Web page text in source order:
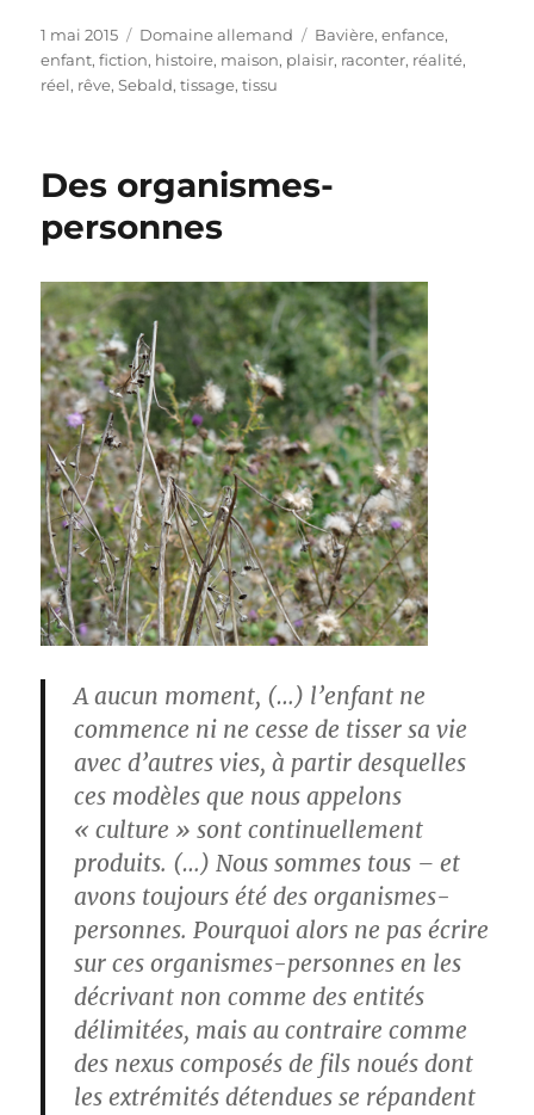
Publié
le
1 mai 2015 Catégories
Domaine allemand Étiquettes
Bavière,enfance,
enfant,fiction, histoire, maison, plaisir, raconter, réalité,
réel, rêve,Sebald,tissage,tissu
Des organismes-
personnes
A aucun moment, (…) l’enfant ne
commence ni ne cesse de tisser sa vie
avec d’autres vies, à partir desquelles
ces modèles que nous appelons
« culture » sont continuellement
produits. (…) Nous sommes tous – et
avons toujours été des organismes-
personnes. Pourquoi alors ne pas écrire
sur ces organismes-personnes en les
décrivant non comme des entités
délimitées, mais au contraire comme
des nexus composés de fils noués dont
les extrémités détendues se répandent